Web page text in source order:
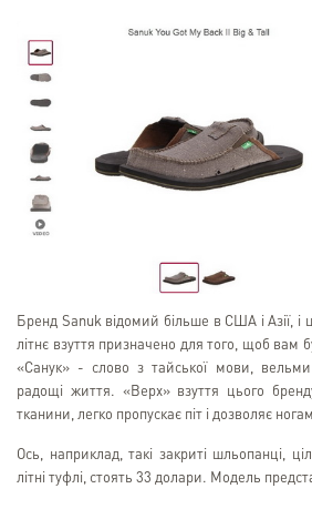
Бренд Sanuk відомий більше в США і Азії,
літнє взуття призначено для того, щоб вам
«Санук» - слово з тайської мови, вельми
радощі життя. «Верх» взуття цього
тканини, легко пропускає піт і дозволяє
Ось, наприклад, такі закриті шльопанці,
літні туфлі, стоять 33 долари. Модель